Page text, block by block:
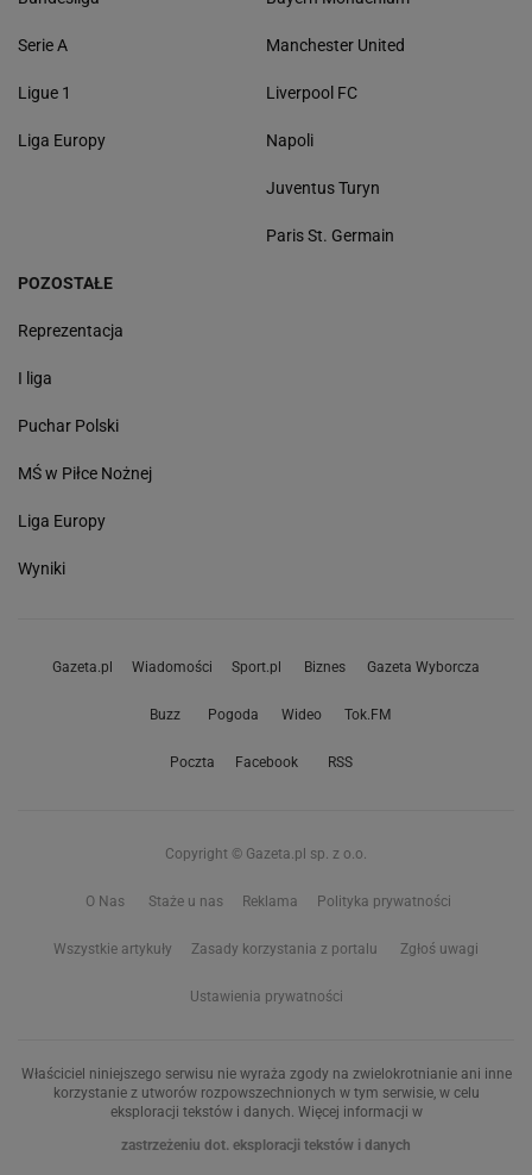
Serie A
Ligue 1
Liga Europy
Manchester United
Liverpool FC
Napoli
Juventus Turyn
Paris St. Germain
POZOSTAŁE
Reprezentacja
I liga
Puchar Polski
MŚ w Piłce Nożnej
Liga Europy
Wyniki
Gazeta.pl Wiadomości Sport.pl Biznes Gazeta Wyborcza
Buzz Pogoda Wideo Tok.FM
Poczta Facebook RSS
Copyright © Gazeta.pl sp. z o.o.
O Nas Staże u nas Reklama Polityka prywatności
Wszystkie artykuły Zasady korzystania z portalu Zgłoś uwagi
Ustawienia prywatności
Właściciel niniejszego serwisu nie wyraża zgody na zwielokrotnianie ani inne
korzystanie z utworów rozpowszechnionych w tym serwisie, w celu
eksploracji tekstów i danych. Więcej informacji w
zastrzeżeniu dot. eksploracji tekstów i danych